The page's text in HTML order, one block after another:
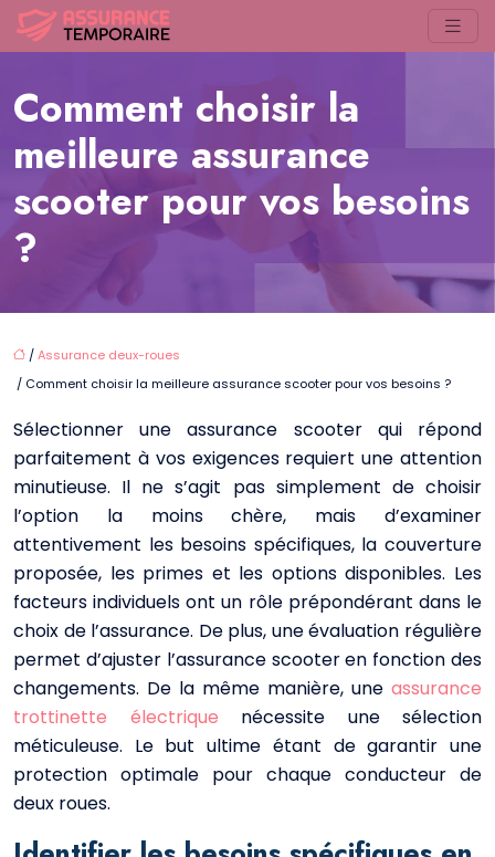
Comment choisir la
meilleure assurance
scooter pour vos besoins
?
/Assurance deux-roues
/ Comment choisir la meilleure assurance scooter pour vos besoins ?
Sélectionner une assurance scooter qui répond
parfaitement à vos exigences requiert une attention
minutieuse. Il ne s’agit pas simplement de choisir
l’option la moins chère, mais d’examiner
attentivement les besoins spécifiques, la couverture
proposée, les primes et les options disponibles. Les
facteurs individuels ont un rôle prépondérant dans le
choix de l’assurance. De plus, une évaluation régulière
permet d’ajuster l’assurance scooter en fonction des
changements. De la même manière, une assurance
trottinette électrique nécessite une sélection
méticuleuse. Le but ultime étant de garantir une
protection optimale pour chaque conducteur de
deux roues.